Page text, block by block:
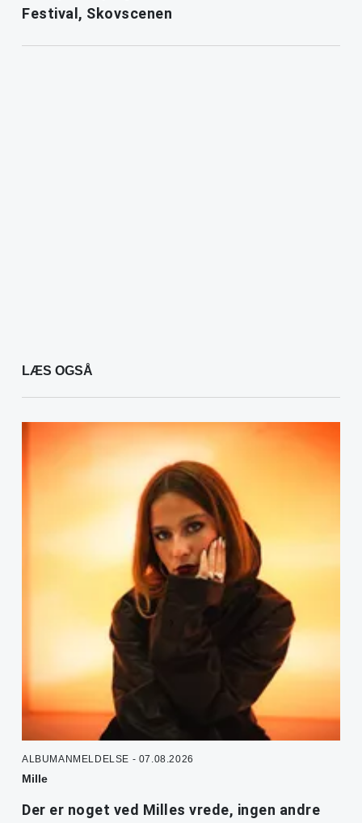
Festival, Skovscenen
LÆS OGSÅ
ALBUMANMELDELSE - 07.08.2026
Mille
Der er noget ved Milles vrede, ingen andre